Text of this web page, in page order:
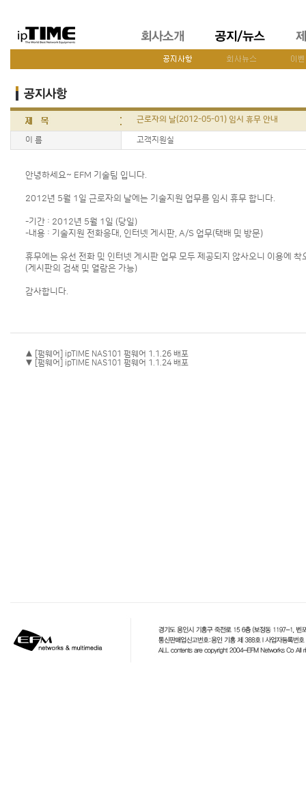
근로자의 날(2012-05-01) 임시 휴무 안내
이 름 고객지원실
안녕하세요~ EFM 기술팀 입니다.
2012년 5월 1일 근로자의 날에는 기술지원 업무를 임시 휴무 합니다.
-기간 : 2012년 5월 1일 (당일)
-내용 : 기술지원 전화응대, 인터넷 게시판, A/S 업무(택배 및 방문)
휴무에는 유선 전화 및 인터넷 게시판 업무 모두 제공되지 않사오니 이용에 착
(게시판의 검색 및 열람은 가능)
감사합니다.
▲ [펌웨어] ipTIME NAS101 펌웨어 1.1.26 배포
▼ [펌웨어] ipTIME NAS101 펌웨어 1.1.24 배포